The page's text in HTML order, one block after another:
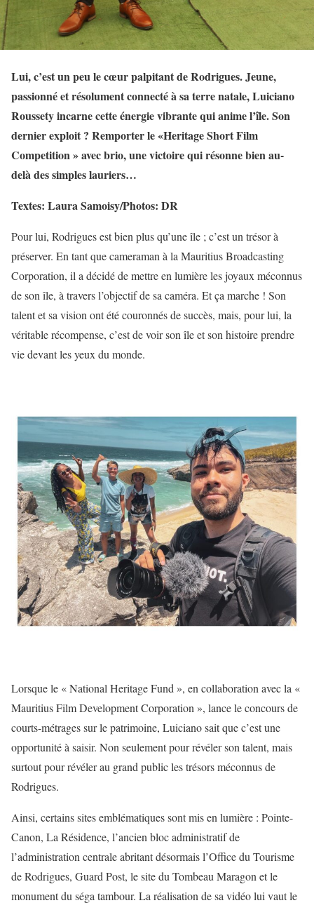
Lui, c’est un peu le cœur palpitant de Rodrigues. Jeune,
passionné et résolument connecté à sa terre natale, Luiciano
Roussety incarne cette énergie vibrante qui anime l’île. Son
dernier exploit ? Remporter le «Heritage Short Film
Competition » avec brio, une victoire qui résonne bien au-
delà des simples lauriers…
Textes: Laura Samoisy/Photos: DR
Pour lui, Rodrigues est bien plus qu’une île ; c’est un trésor à
préserver. En tant que cameraman à la Mauritius Broadcasting
Corporation, il a décidé de mettre en lumière les joyaux méconnus
de son île, à travers l’objectif de sa caméra. Et ça marche ! Son
talent et sa vision ont été couronnés de succès, mais, pour lui, la
véritable récompense, c’est de voir son île et son histoire prendre
vie devant les yeux du monde.
Lorsque le « National Heritage Fund », en collaboration avec la «
Mauritius Film Development Corporation », lance le concours de
courts-métrages sur le patrimoine, Luiciano sait que c’est une
opportunité à saisir. Non seulement pour révéler son talent, mais
surtout pour révéler au grand public les trésors méconnus de
Rodrigues.
Ainsi, certains sites emblématiques sont mis en lumière : Pointe-
Canon, La Résidence, l’ancien bloc administratif de
l’administration centrale abritant désormais l’Office du Tourisme
de Rodrigues, Guard Post, le site du Tombeau Maragon et le
monument du séga tambour. La réalisation de sa vidéo lui vaut le